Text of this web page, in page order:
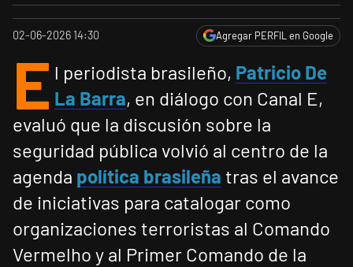
02-06-2026 14:30 Agregar PERFIL en Google
E l periodista brasileño, Patricio De
La Barra, en diálogo con Canal E,
evaluó que la discusión sobre la
seguridad pública volvió al centro de la
agenda política brasileña tras el avance
de iniciativas para catalogar como
organizaciones terroristas al Comando
Vermelho y al Primer Comando de la